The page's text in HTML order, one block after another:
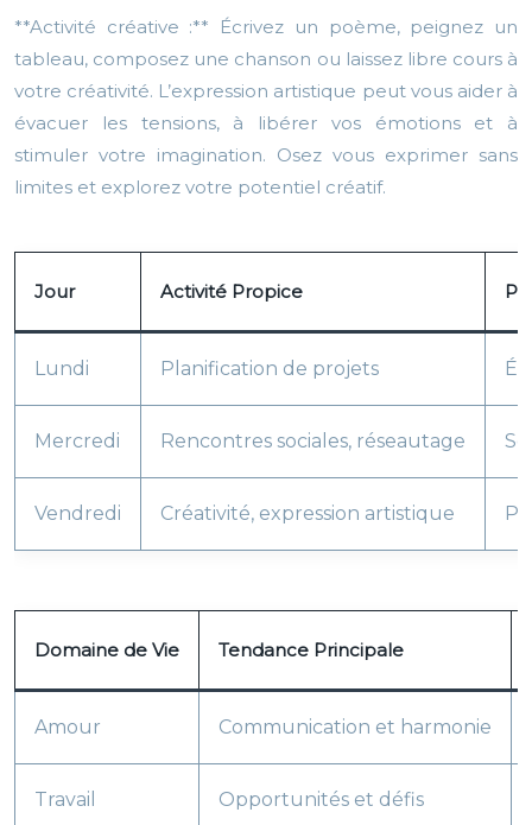
**Activité créative :** Écrivez un poème, peignez un
tableau, composez une chanson ou laissez libre cours à
votre créativité. L’expression artistique peut vous aider à
évacuer les tensions, à libérer vos émotions et à
stimuler votre imagination. Osez vous exprimer sans
limites et explorez votre potentiel créatif.
Jour Activité Propice
Lundi Planification de projets
Mercredi Rencontres sociales, réseautage
Vendredi Créativité, expression artistique
Domaine de Vie Tendance Principale
Amour Communication et harmonie
Travail Opportunités et défis